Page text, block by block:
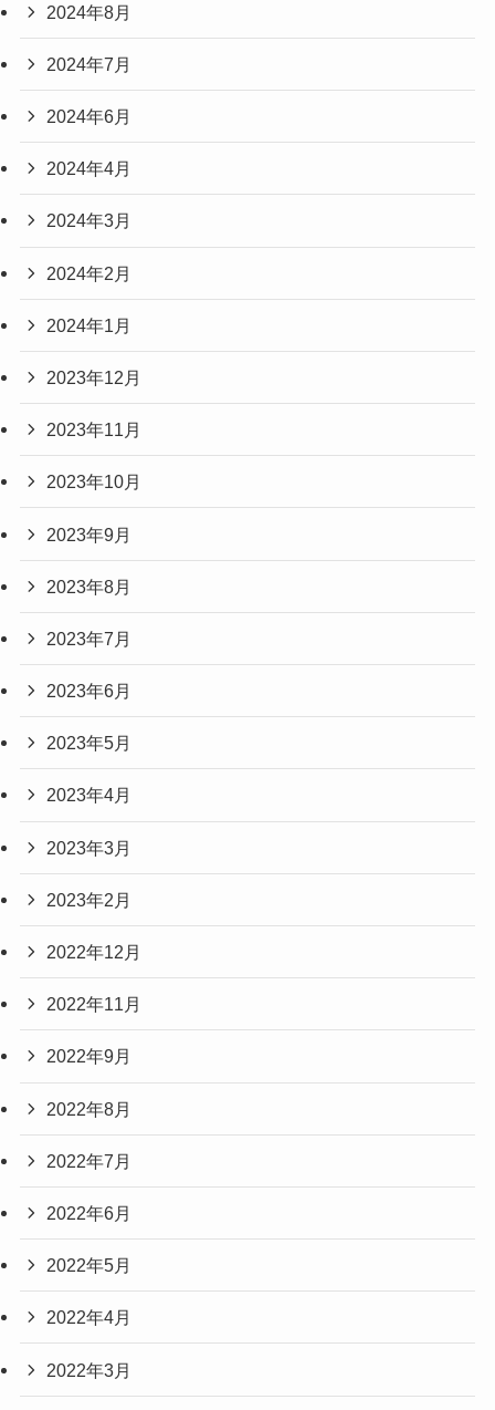
2024年8月
2024年7月
2024年6月
2024年4月
2024年3月
2024年2月
2024年1月
2023年12月
2023年11月
2023年10月
2023年9月
2023年8月
2023年7月
2023年6月
2023年5月
2023年4月
2023年3月
2023年2月
2022年12月
2022年11月
2022年9月
2022年8月
2022年7月
2022年6月
2022年5月
2022年4月
2022年3月